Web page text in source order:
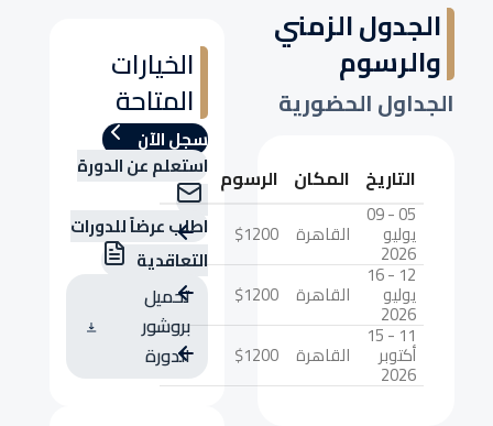
الخيارات
المتاحة
سجل الآن
استعلم عن الدورة
اطلب عرضاً للدورات
التعاقدية
تحميل
بروشور
الدورة
الجدول الزمني
والرسوم
الجداول الحضورية
التاريخ المكان الرسوم
05 - 09
يوليو
2026
القاهرة $1200
12 - 16
يوليو
2026
القاهرة $1200
11 - 15
أكتوبر
2026
القاهرة $1200